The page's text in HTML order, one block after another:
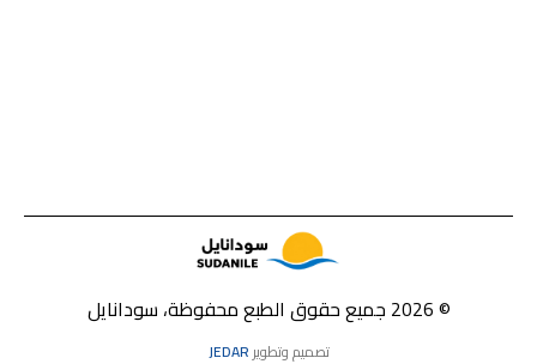
© 2026 جميع حقوق الطبع محفوظة، سودانايل
تصميم وتطويرJEDAR